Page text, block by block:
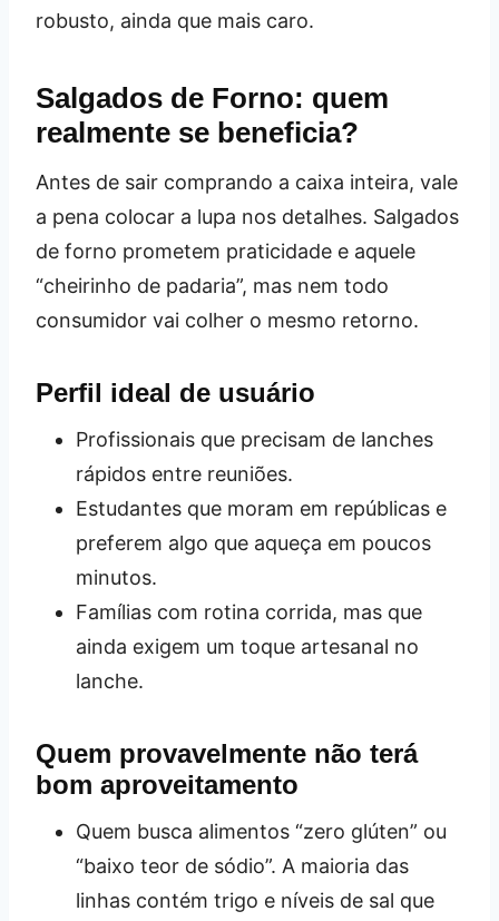
robusto, ainda que mais caro.
Salgados de Forno: quem
realmente se beneficia?
Antes de sair comprando a caixa inteira, vale
a pena colocar a lupa nos detalhes. Salgados
de forno prometem praticidade e aquele
“cheirinho de padaria”, mas nem todo
consumidor vai colher o mesmo retorno.
Perfil ideal de usuário
Profissionais que precisam de lanches
rápidos entre reuniões.
Estudantes que moram em repúblicas e
preferem algo que aqueça em poucos
minutos.
Famílias com rotina corrida, mas que
ainda exigem um toque artesanal no
lanche.
Quem provavelmente não terá
bom aproveitamento
Quem busca alimentos “zero glúten” ou
“baixo teor de sódio”. A maioria das
linhas contém trigo e níveis de sal que